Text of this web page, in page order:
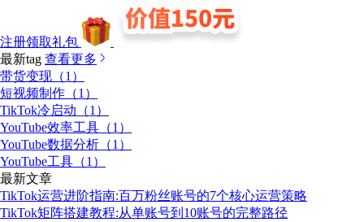
注册领取礼包
最新tag 查看更多
带货变现（1）
短视频制作（1）
TikTok冷启动（1）
YouTube效率工具（1）
YouTube数据分析（1）
YouTube工具（1）
最新文章
TikTok运营进阶指南:百万粉丝账号的7个核心运营策略
TikTok矩阵搭建教程:从单账号到10账号的完整路径